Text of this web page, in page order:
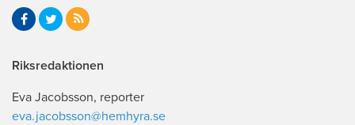
Riksredaktionen
Eva Jacobsson, reporter
eva.jacobsson@hemhyra.se